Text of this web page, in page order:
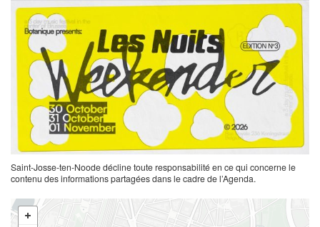
Saint-Josse-ten-Noode décline toute responsabilité en ce qui concerne le
contenu des informations partagées dans le cadre de l’Agenda.